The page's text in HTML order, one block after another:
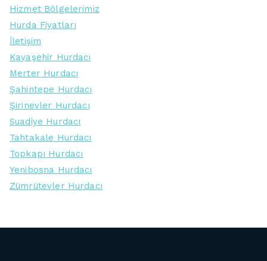
Hizmet Bölgelerimiz
Hurda Fiyatları
İletişim
Kayaşehir Hurdacı
Merter Hurdacı
Şahintepe Hurdacı
Şirinevler Hurdacı
Suadiye Hurdacı
Tahtakale Hurdacı
Topkapı Hurdacı
Yenibosna Hurdacı
Zümrütevler Hurdacı